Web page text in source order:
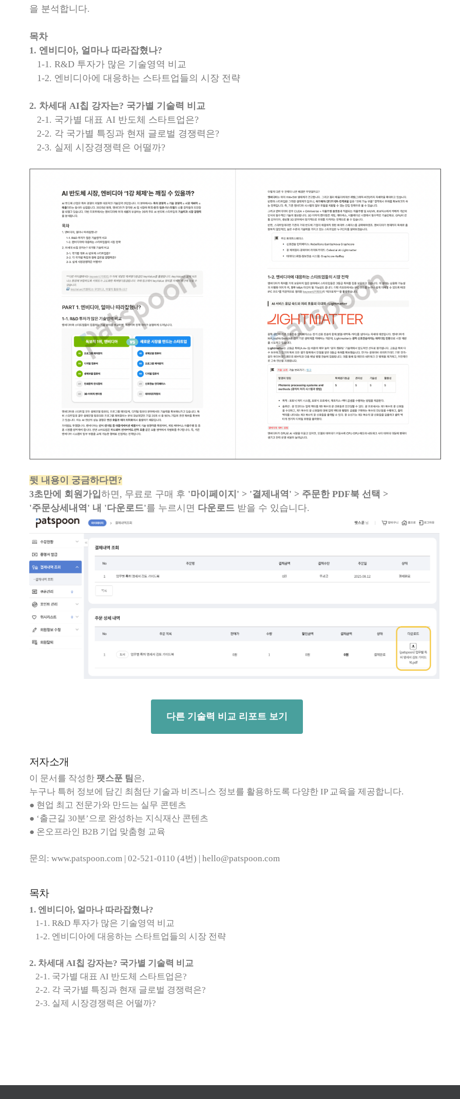
을 분석합니다.
목차
1. 엔비디아, 얼마나 따라잡혔나?
1-1. R&D 투자가 많은 기술영역 비교
1-2. 엔비디아에 대응하는 스타트업들의 시장 전략
2. 차세대 AI칩 강자는? 국가별 기술력 비교
2-1. 국가별 대표 AI 반도체 스타트업은?
2-2. 각 국가별 특징과 현재 글로벌 경쟁력은?
2-3. 실제 시장경쟁력은 어떨까?
뒷 내용이 궁금하다면?
3초만에 회원가입 하면, 무료로 구매 후 '마이페이지' > '결제내역' > 주문한 PDF북 선택 >
'주문상세내역' 내 '다운로드'를 누르시면 다운로드 받을 수 있습니다.
다른 기술력 비교 리포트 보기
저자소개
이 문서를 작성한 팻스푼 팀 은,
누구나 특허 정보에 담긴 최첨단 기술과 비즈니스 정보를 활용하도록 다양한 IP 교육을 제공합니다.
● 현업 최고 전문가와 만드는 실무 콘텐츠
● ‘출근길 30분’으로 완성하는 지식재산 콘텐츠
● 온오프라인 B2B 기업 맞춤형 교육
문의: www.patspoon.com | 02-521-0110 (4번) | hello@patspoon.com
목차
1. 엔비디아, 얼마나 따라잡혔나?
1-1. R&D 투자가 많은 기술영역 비교
1-2. 엔비디아에 대응하는 스타트업들의 시장 전략
2. 차세대 AI칩 강자는? 국가별 기술력 비교
2-1. 국가별 대표 AI 반도체 스타트업은?
2-2. 각 국가별 특징과 현재 글로벌 경쟁력은?
2-3. 실제 시장경쟁력은 어떨까?